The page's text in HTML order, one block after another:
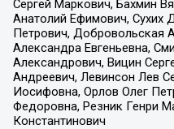
Сергей Маркович, Бахмин
Анатолий Ефимович, Сухих
Петрович, Добровольская
Александра Евгеньевна,
Александрович, Вицин
Андреевич, Левинсон Лев
Иосифовна, Орлов Олег
Федоровна, Резник Генри
Константинович